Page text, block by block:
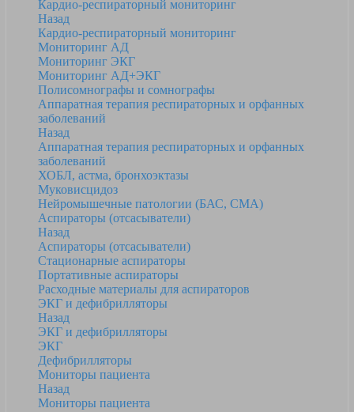
Кардио-респираторный мониторинг
Назад
Кардио-респираторный мониторинг
Мониторинг АД
Мониторинг ЭКГ
Мониторинг АД+ЭКГ
Полисомнографы и сомнографы
Аппаратная терапия респираторных и орфанных
заболеваний
Назад
Аппаратная терапия респираторных и орфанных
заболеваний
ХОБЛ, астма, бронхоэктазы
Муковисцидоз
Нейромышечные патологии (БАС, СМА)
Аспираторы (отсасыватели)
Назад
Аспираторы (отсасыватели)
Стационарные аспираторы
Портативные аспираторы
Расходные материалы для аспираторов
ЭКГ и дефибрилляторы
Назад
ЭКГ и дефибрилляторы
ЭКГ
Дефибрилляторы
Мониторы пациента
Назад
Мониторы пациента